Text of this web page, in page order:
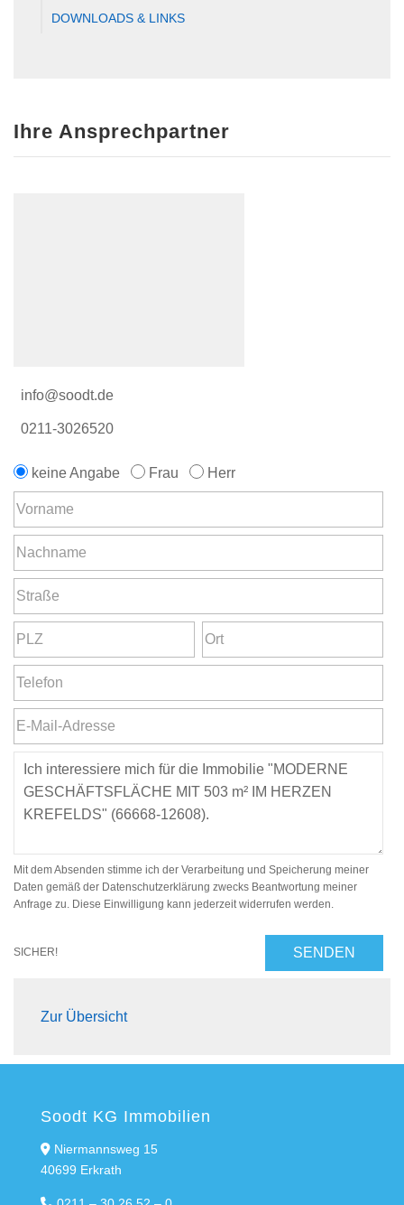
DOWNLOADS & LINKS
Ihre Ansprechpartner
info@soodt.de
0211-3026520
keine Angabe Frau Herr
Mit dem Absenden stimme ich der Verarbeitung und Speicherung meiner
Daten gemäß der Datenschutzerklärung zwecks Beantwortung meiner
Anfrage zu. Diese Einwilligung kann jederzeit widerrufen werden.
SICHER! SENDEN
Zur Übersicht
Soodt KG Immobilien
Niermannsweg 15
40699 Erkrath